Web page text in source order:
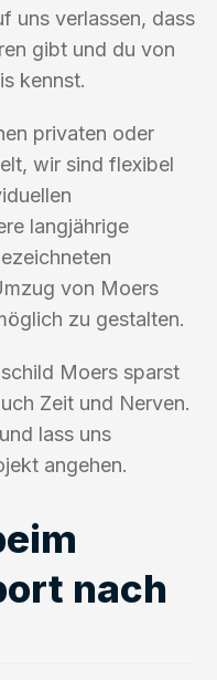
uns verlassen, dass
gibt und du von
kennst.
privaten oder
wir sind flexibel
langjährige
von Moers
zu gestalten.
Moers sparst
Zeit und Nerven.
lass uns
angehen.
nach